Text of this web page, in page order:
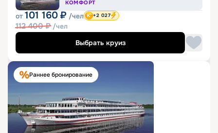
КОМФОРТ
от 101 160 ₽ /чел
112 400₽ /чел
+2 027
Выбрать круиз
Раннее бронирование